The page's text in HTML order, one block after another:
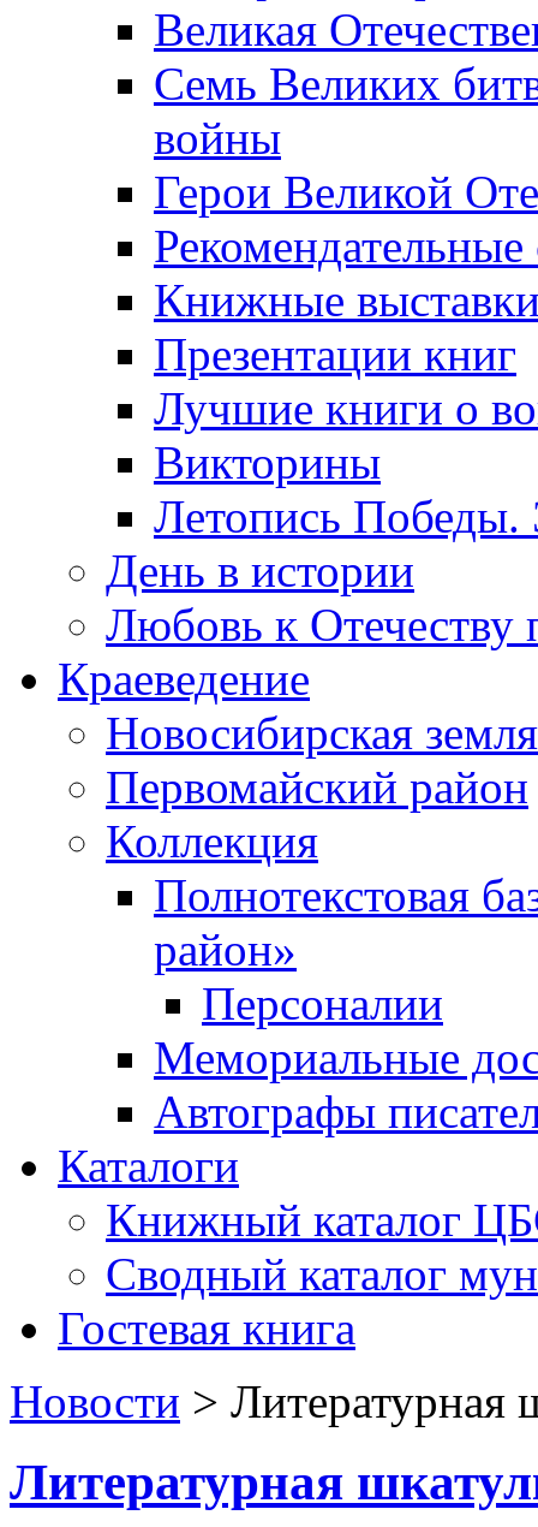
Великая
Семь Великих
войны
Герои Великой
Рекомендательные
Книжные
Презентации книг
Лучшие книги о
Викторины
Летопись Победы.
День в истории
Любовь к Отечеству
Краеведение
Новосибирская земля
Первомайский район
Коллекция
Полнотекстовая
район»
Персоналии
Мемориальные
Автографы
Каталоги
Книжный каталог
Сводный каталог
Гостевая книга
Новости > Литературная
Литературная